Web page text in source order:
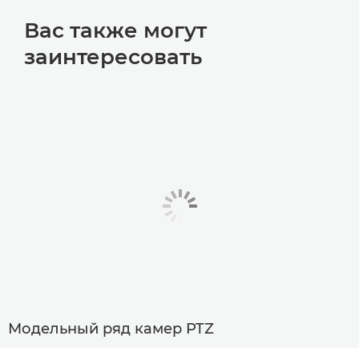
Вас также могут
заинтересовать
Модельный ряд камер PTZ